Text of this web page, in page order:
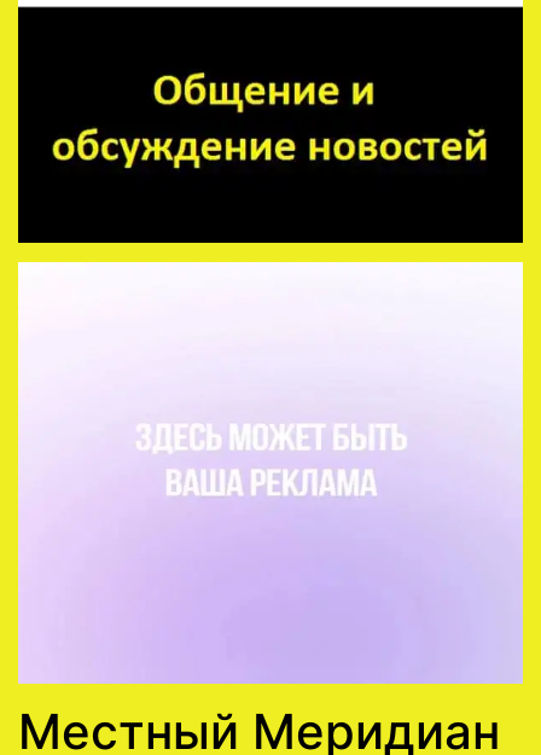
Местный Меридиан